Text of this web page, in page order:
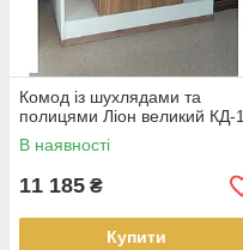
Комод із шухлядами та
полицями Ліон великий КД-1
В наявності
11 185 ₴
Купити